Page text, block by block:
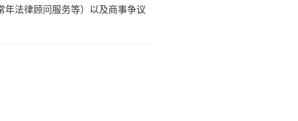
年法律顾问服务等）以及商事争议